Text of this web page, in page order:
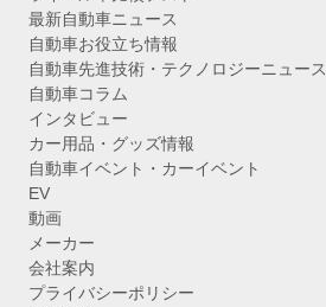
最新自動車ニュース
自動車お役立ち情報
自動車先進技術・テクノロジーニュース
自動車コラム
インタビュー
カー用品・グッズ情報
自動車イベント・カーイベント
EV
動画
メーカー
会社案内
プライバシーポリシー